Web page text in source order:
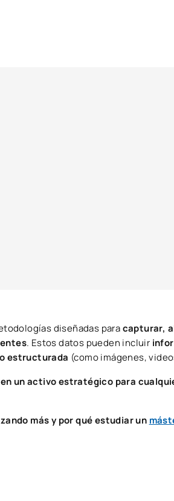
diseñadas paracapturar,
. Estos datos pueden incluir
estructurada (como imágenes,
un activo estratégico para
más y por qué estudiar un